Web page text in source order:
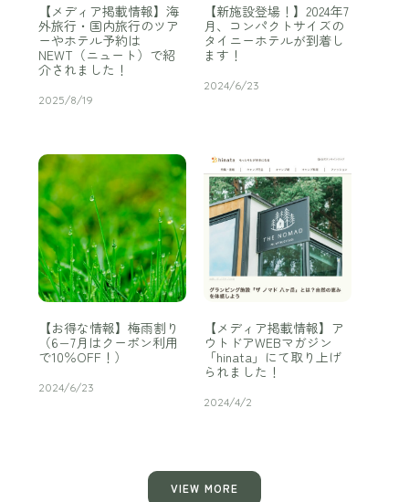
【メディア掲載情報】海
外旅行・国内旅行のツア
ーやホテル予約は
NEWT（ニュート）で紹
介されました！
2025/8/19
【新施設登場！】2024年7
月、コンパクトサイズの
タイニーホテルが到着し
ます！
2024/6/23
【お得な情報】梅雨割り
（6−7月はクーポン利用
で10％OFF！）
2024/6/23
【メディア掲載情報】ア
ウトドアWEBマガジン
「hinata」にて取り上げ
られました！
2024/4/2
VIEW MORE